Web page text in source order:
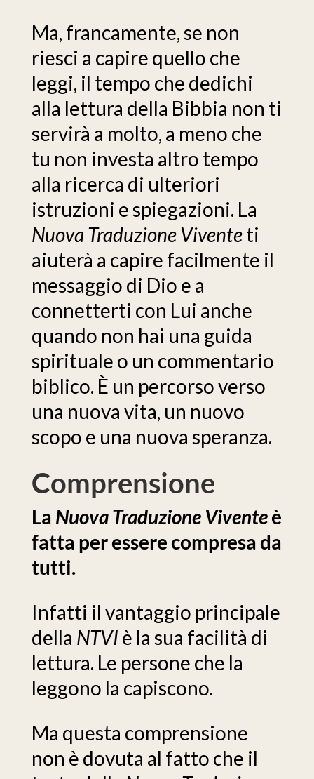
Ma, francamente, se non
riesci a capire quello che
leggi, il tempo che dedichi
alla lettura della Bibbia non ti
servirà a molto, a meno che
tu non investa altro tempo
alla ricerca di ulteriori
istruzioni e spiegazioni. La
Nuova Traduzione Viventeti
aiuterà a capire facilmente il
messaggio di Dio e a
connetterti con Lui anche
quando non hai una guida
spirituale o un commentario
biblico. È un percorso verso
una nuova vita, un nuovo
scopo e una nuova speranza.
Comprensione
La Nuova Traduzione Viventeè
fatta per essere compresa da
tutti.
Infatti il vantaggio principale
della NTVI è la sua facilità di
lettura. Le persone che la
leggono la capiscono.
Ma questa comprensione
non è dovuta al fatto che il